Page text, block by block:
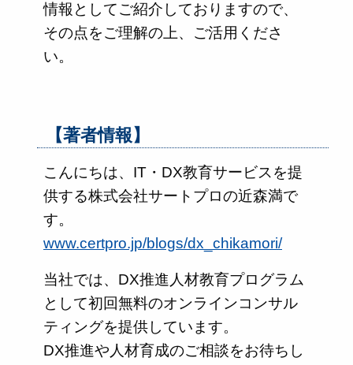
情報としてご紹介しておりますので、
その点をご理解の上、ご活用くださ
い。
【著者情報】
こんにちは、IT・DX教育サービスを提
供する株式会社サートプロの近森満で
す。
www.certpro.jp/blogs/dx_chikamori/
当社では、DX推進人材教育プログラム
として初回無料のオンラインコンサル
ティングを提供しています。
DX推進や人材育成のご相談をお待ちし